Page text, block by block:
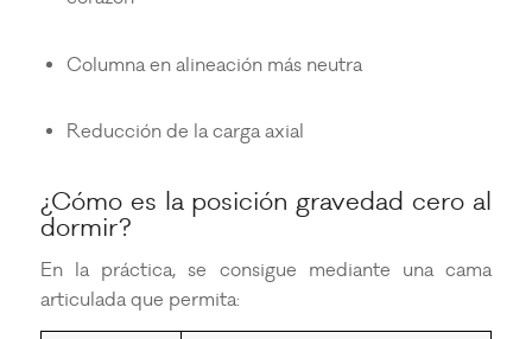
Columna en alineación más neutra
Reducción de la carga axial
¿Cómo es la posición gravedad cero al
dormir?
En la práctica, se consigue mediante una cama
articulada que permita: